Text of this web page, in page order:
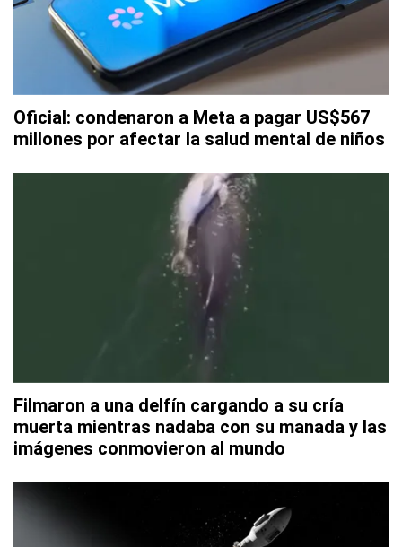
Oficial: condenaron a Meta a pagar US$567
millones por afectar la salud mental de niños
Filmaron a una delfín cargando a su cría
muerta mientras nadaba con su manada y las
imágenes conmovieron al mundo